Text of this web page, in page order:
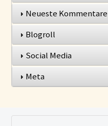
Neueste Kommentare
Blogroll
Social Media
Meta